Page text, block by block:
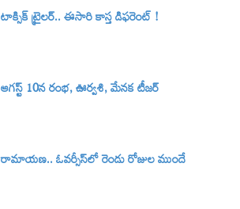
టాక్సిక్‌ ట్రైలర్‌.. ఈసారి కాస్త డిఫరెంట్ !
ఆగస్ట్ 10న రంభ, ఊర్వశి, మేనక టీజర్‌
రామాయణ.. ఓవర్సీస్‌లో రెండు రోజుల ముందే